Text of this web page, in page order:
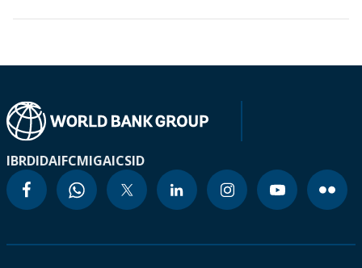
IBRDIDAIFCMIGAICSID